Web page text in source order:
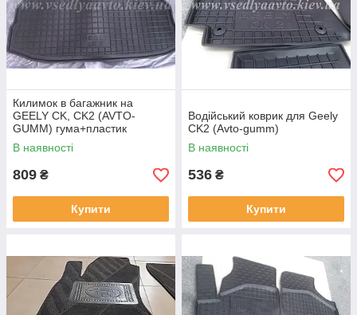
Килимок в багажник на
GEELY CK, CK2 (AVTO-
GUMM) гума+пластик
В наявності
809 ₴
Купити
Водійський коврик для Geely
CK2 (Avto-gumm)
В наявності
536 ₴
Купити